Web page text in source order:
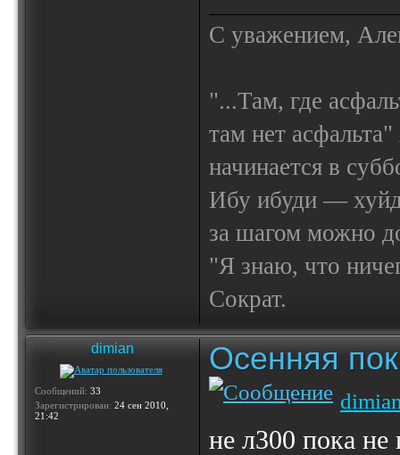
С уважением,
"...Там, где
там нет
начинается в
Ибу ибуди —
за шагом можно
"Я знаю, что
Сократ.
dimian
Сообщений: 33
Зарегистрирован: 24 сен 2010,
21:42
Осенняя
не л300 пока не